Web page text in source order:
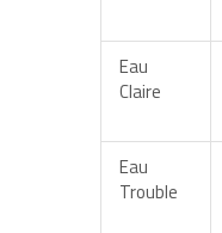
Eau
Claire
Eau
Trouble